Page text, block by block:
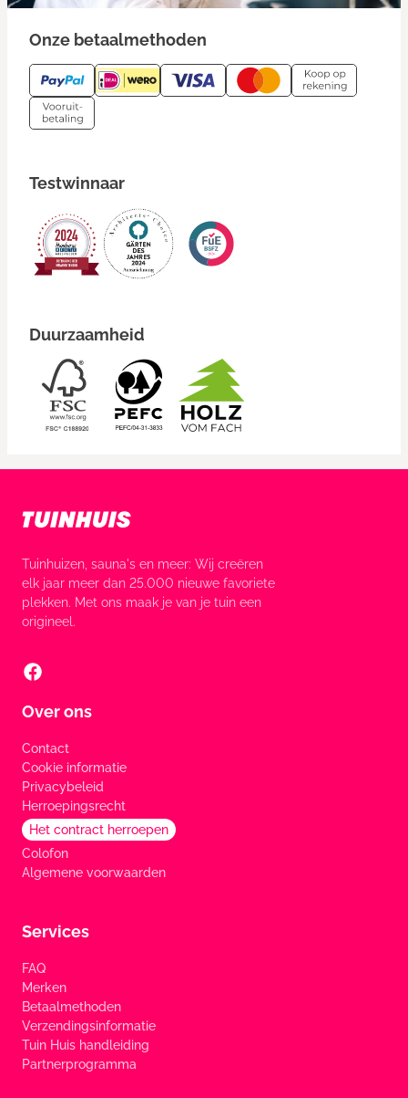
Onze betaalmethoden
Testwinnaar
Duurzaamheid
Tuinhuizen, sauna's en meer: Wij creëren
elk jaar meer dan 25.000 nieuwe favoriete
plekken. Met ons maak je van je tuin een
origineel.
Over ons
Contact
Cookie informatie
Privacybeleid
Herroepingsrecht
Het contract herroepen
Colofon
Algemene voorwaarden
Services
FAQ
Merken
Betaalmethoden
Verzendingsinformatie
Tuin Huis handleiding
Partnerprogramma